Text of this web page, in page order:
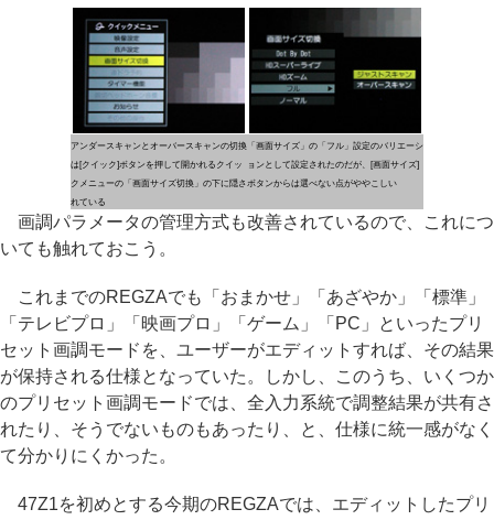
アンダースキャンとオーバースキャンの切換
は[クイック]ボタンを押して開かれるクイッ
クメニューの「画面サイズ切換」の下に隠さ
れている
「画面サイズ」の「フル」設定のバリエーシ
ョンとして設定されたのだが、[画面サイズ]
ボタンからは選べない点がややこしい
画調パラメータの管理方式も改善されているので、これにつ
いても触れておこう。
これまでのREGZAでも「おまかせ」「あざやか」「標準」
「テレビプロ」「映画プロ」「ゲーム」「PC」といったプリ
セット画調モードを、ユーザーがエディットすれば、その結果
が保持される仕様となっていた。しかし、このうち、いくつか
のプリセット画調モードでは、全入力系統で調整結果が共有さ
れたり、そうでないものもあったり、と、仕様に統一感がなく
て分かりにくかった。
47Z1を初めとする今期のREGZAでは、エディットしたプリ